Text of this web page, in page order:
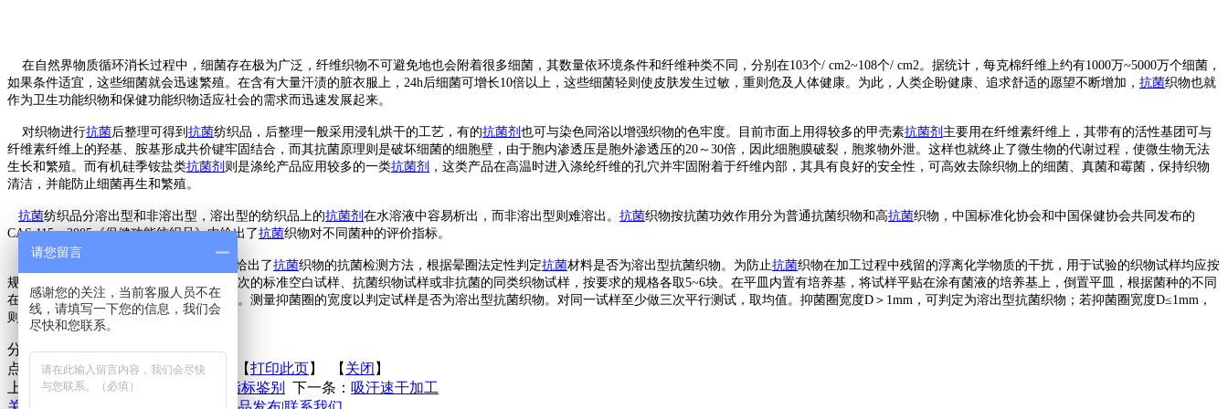
在自然界物质循环消长过程中，细菌存在极为广泛，纤维织物不可避免地也会附着很多细菌，其数量依环境条件和纤维种类不同，分别在103个/ cm2~108个/ cm2。据统计，每克棉纤维上约有1000万~5000万个细菌，
如果条件适宜，这些细菌就会迅速繁殖。在含有大量汗渍的脏衣服上，24h后细菌可增长10倍以上，这些细菌轻则使皮肤发生过敏，重则危及人体健康。为此，人类企盼健康、追求舒适的愿望不断增加， 抗菌织物也就
作为卫生功能织物和保健功能织物适应社会的需求而迅速发展起来。
对织物进行抗菌后整理可得到 抗菌纺织品，后整理一般采用浸轧烘干的工艺，有的抗菌剂 也可与染色同浴以增强织物的色牢度。目前市面上用得较多的甲壳素抗菌剂 主要用在纤维素纤维上，其带有的活性基团可与
纤维素纤维上的羟基、胺基形成共价键牢固结合，而其抗菌原理则是破坏细菌的细胞壁，由于胞内渗透压是胞外渗透压的20～30倍，因此细胞膜破裂，胞浆物外泄。这样也就终止了微生物的代谢过程，使微生物无法
生长和繁殖。而有机硅季铵盐类抗菌剂 则是涤纶产品应用较多的一类抗菌剂 ，这类产品在高温时进入涤纶纤维的孔穴并牢固附着于纤维内部，其具有良好的安全性，可高效去除织物上的细菌、真菌和霉菌，保持织物
清洁，并能防止细菌再生和繁殖。
抗菌纺织品分溶出型和非溶出型，溶出型的纺织品上的抗菌剂 在水溶液中容易析出，而非溶出型则难溶出。 抗菌织物按抗菌功效作用分为普通抗菌织物和高抗菌织物，中国标准化协会和中国保健协会共同发布的
CAS 115—2005《保健功能纺织品》中给出了抗菌织物对不同菌种的评价指标。
CAS 115—2005《保健功能纺织品》中给出了抗菌织物的抗菌检测方法，根据晕圈法定性判定抗菌材料是否为溶出型抗菌织物。为防止抗菌织物在加工过程中残留的浮离化学物质的干扰，用于试验的织物试样均应按
规定进行一次洗涤后测试。将已各洗涤一次的标准空白试样、抗菌织物试样或非抗菌的同类织物试样，按要求的规格各取5~6块。在平皿内置有培养基，将试样平贴在涂有菌液的培养基上，倒置平皿，根据菌种的不同
在一定的温度和时间下放入培养箱中培养。测量抑菌圈的宽度以判定试样是否为溶出型抗菌织物。对同一试样至少做三次平行测试，取均值。抑菌圈宽度D＞1mm，可判定为溶出型抗菌织物；若抑菌圈宽度D≤1mm，
则可判定为非溶出型抗菌织物。
分享到：
点击次数：更新时间：2017-02-28 【打印此页 】 【 关闭 】
上一条：服装防晒功能的抗紫外线指标鉴别 下一条： 吸汗速干加工
请您留言
感谢您的关注，当前客服人员不在
线，请填写一下您的信息，我们会
尽快和您联系。